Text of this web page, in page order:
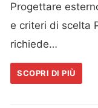
Progettare
e criteri di scelta
richiede…
SCOPRI DI PIÙ